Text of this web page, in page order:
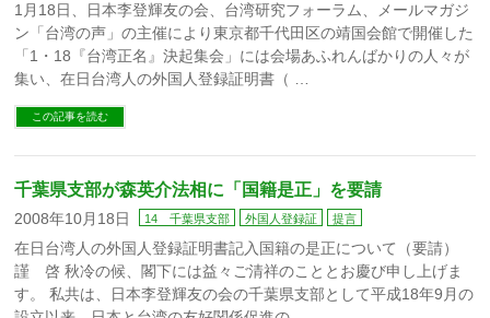
1月18日、日本李登輝友の会、台湾研究フォーラム、メールマガジ
ン「台湾の声」の主催により東京都千代田区の靖国会館で開催した
「1・18『台湾正名』決起集会」には会場あふれんばかりの人々が
集い、在日台湾人の外国人登録証明書（ …
この記事を読む
千葉県支部が森英介法相に「国籍是正」を要請
2008年10月18日 14 千葉県支部 外国人登録証 提言
在日台湾人の外国人登録証明書記入国籍の是正について（要請）
謹 啓 秋冷の候、閣下には益々ご清祥のこととお慶び申し上げま
す。 私共は、日本李登輝友の会の千葉県支部として平成18年9月の